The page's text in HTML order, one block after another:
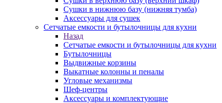
Сушки в нижнюю базу (нижняя тумба)
Аксессуары для сушек
Сетчатые емкости и бутылочницы для кухни
Назад
Сетчатые емкости и бутылочницы для кухни
Бутылочницы
Выдвижные корзины
Выкатные колонны и пеналы
Угловые механизмы
Шеф-центры
Аксессуары и комплектующие